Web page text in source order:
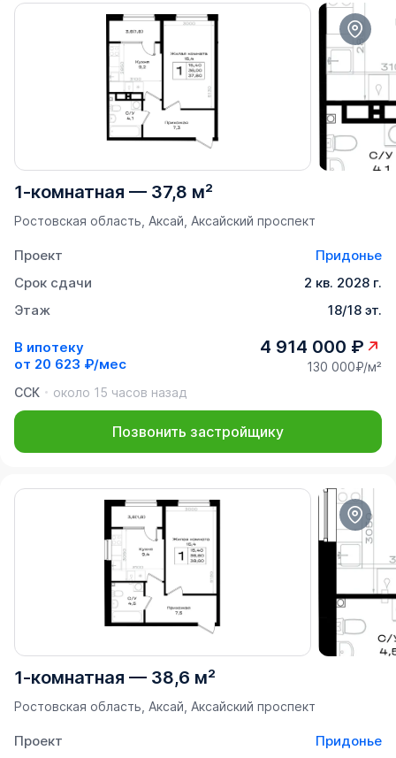
1-комнатная — 37,8 м²
Ростовская область, Аксай, Аксайский проспект
Проект
Придонье
Срок сдачи
2 кв. 2028 г.
Этаж
18/18 эт.
В ипотеку
от 20 623 ₽/мес
4 914 000 ₽
130 000₽/м²
ССК
около 15 часов назад
Позвонить застройщику
1-комнатная — 38,6 м²
Ростовская область, Аксай, Аксайский проспект
Проект
Придонье